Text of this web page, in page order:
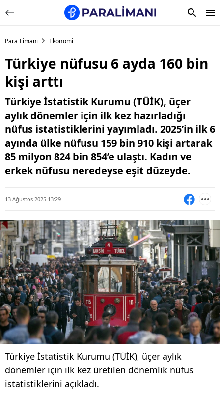
Para Limanı Ekonomi
Türkiye nüfusu 6 ayda 160 bin
kişi arttı
Türkiye İstatistik Kurumu (TÜİK), üçer
aylık dönemler için ilk kez hazırladığı
nüfus istatistiklerini yayımladı. 2025’in ilk 6
ayında ülke nüfusu 159 bin 910 kişi artarak
85 milyon 824 bin 854’e ulaştı. Kadın ve
erkek nüfusu neredeyse eşit düzeyde.
13 Ağustos 2025 13:29
Türkiye İstatistik Kurumu (TÜİK), üçer aylık
dönemler için ilk kez üretilen dönemlik nüfus
istatistiklerini açıkladı.